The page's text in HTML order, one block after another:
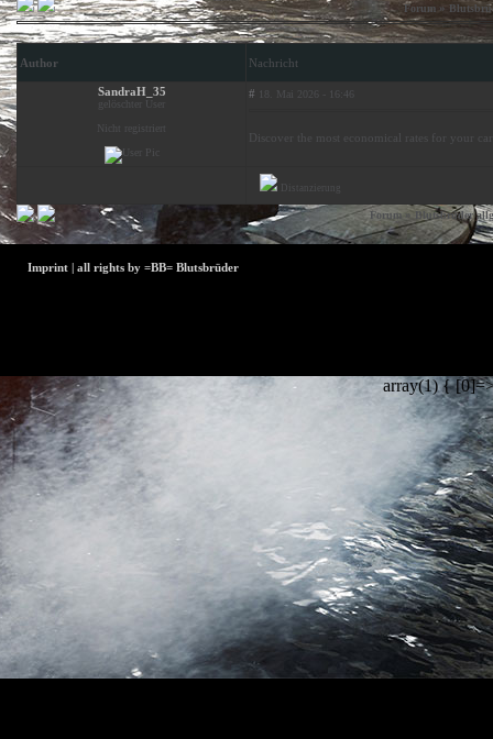
Forum »
Author Nachricht
SandraH_35
gelöschter User
Nicht registriert
# 18. Mai 2026 - 16:46
Discover the most economical rates for your
Distanzierung
Der Betreiber und die Moderatoren dieses
Rechte verletzen bitten wir um eine
Forum »Blutsbrüder
Imprint | all rights by =BB= Blutsbrüder
array(1) {